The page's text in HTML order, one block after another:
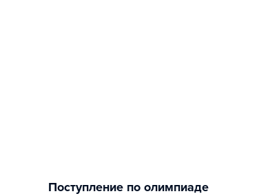
Поступление по олимпиаде